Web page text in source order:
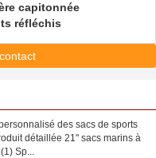
capitonnée
réfléchis
des sacs de sports
détaillée 21" sacs marins à
Sp...